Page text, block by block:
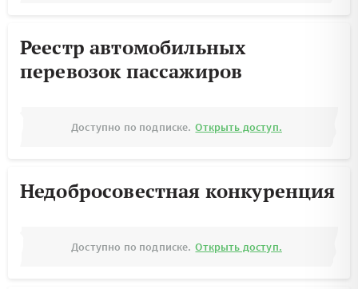
Реестр автомобильных
перевозок пассажиров
Доступно по подписке. Открыть доступ.
Недобросовестная конкуренция
Доступно по подписке. Открыть доступ.